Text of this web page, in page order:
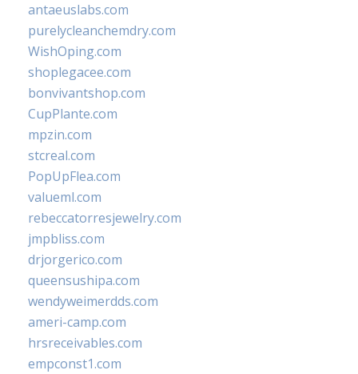
antaeuslabs.com
purelycleanchemdry.com
WishOping.com
shoplegacee.com
bonvivantshop.com
CupPlante.com
mpzin.com
stcreal.com
PopUpFlea.com
valueml.com
rebeccatorresjewelry.com
jmpbliss.com
drjorgerico.com
queensushipa.com
wendyweimerdds.com
ameri-camp.com
hrsreceivables.com
empconst1.com